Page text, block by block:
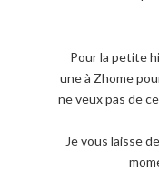
Pour la petite
une à Zhome
ne veux pas de
Je vous laisse